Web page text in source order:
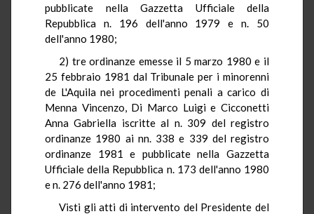
pubblicate nella Gazzetta Ufficiale della
Repubblica n. 196 dell'anno 1979 e n. 50
dell'anno 1980;
2) tre ordinanze emesse il 5 marzo 1980 e il
25 febbraio 1981 dal Tribunale per i minorenni
de L'Aquila nei procedimenti penali a carico di
Menna Vincenzo, Di Marco Luigi e Cicconetti
Anna Gabriella iscritte al n. 309 del registro
ordinanze 1980 ai nn. 338 e 339 del registro
ordinanze 1981 e pubblicate nella Gazzetta
Ufficiale della Repubblica n. 173 dell'anno 1980
e n. 276 dell'anno 1981;
Visti gli atti di intervento del Presidente del